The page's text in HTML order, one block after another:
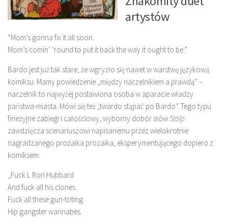
artystów
“Mom’s gonna fix it all soon.
Mom’s comin’ ’round to put it back the way it ought to be.”
Bardo jest już tak stare, że wgryzło się nawet w warstwę językową
komiksu. Mamy powiedzenie „między naczelnikiem a prawdą” –
naczelnik to najwyżej postawiona osoba w aparacie władzy
państwa-miasta. Mówi się też „twardo stąpać po Bardo”. Tego typu
finezyjne zabiegi i całościowy, wyborny dobór słówStolp
zawdzięcza scenariuszowi napisanemu przez wielokrotnie
nagradzanego prozaika prozaika, eksperymentującego dopiero z
komiksem.
„Fuck L Ron Hubbard
And fuck all his clones.
Fuck all these gun-toting
Hip gangster wannabes.